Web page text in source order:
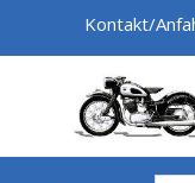
Kontakt/